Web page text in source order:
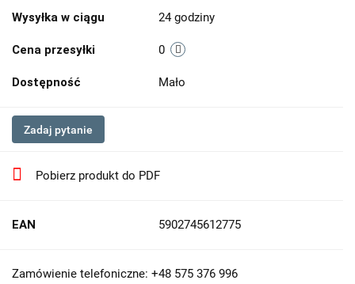
Wysyłka w ciągu 24 godziny
Cena przesyłki 0
Dostępność Mało
Zadaj pytanie
Pobierz produkt do PDF
EAN 5902745612775
Zamówienie telefoniczne: +48 575 376 996